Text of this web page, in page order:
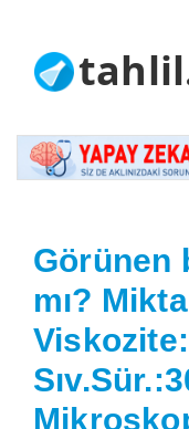
Görünen
mı?